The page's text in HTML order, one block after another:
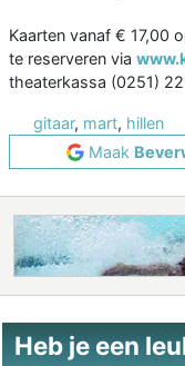
Kaarten vanaf € 17,00
te reserveren via
theaterkassa (0251)
gitaar, mart, hillen
Maak
Heb je een